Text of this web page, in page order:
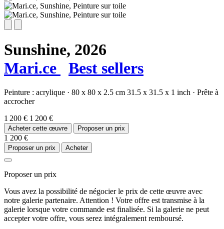
Sunshine, 2026
Mari.ce
Best sellers
Peinture : acrylique · 80 x 80 x 2.5 cm 31.5 x 31.5 x 1 inch · Prête à
accrocher
1 200 € 1 200 €
Acheter cette œuvre Proposer un prix
1 200 €
Proposer un prix Acheter
Proposer un prix
Vous avez la possibilité de négocier le prix de cette œuvre avec
notre galerie partenaire. Attention ! Votre offre est transmise à la
galerie lorsque votre commande est finalisée. Si la galerie ne peut
accepter votre offre, vous serez intégralement remboursé.